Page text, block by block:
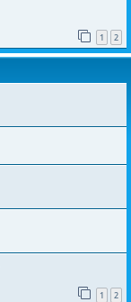
1 2
1 2